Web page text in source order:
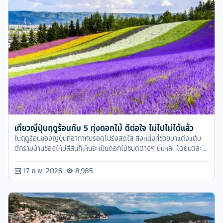
เที่ยวญี่ปุ่นฤดูร้อนกับ 5 ทุ่งดอกไม้ ดีต่อใจ ไม่ไปไม่ได้แล้ว
ในฤดูร้อนของญี่ปุ่นที่อากาศปรอดโปร่งสดใส สิ่งหนึ่งที่ช่วยมาแต่งแต้ม
ตึกรามบ้านช่องให้มีสีสันก็เห็นจะเป็นดอกไม้ชนิดต่างๆ นี่แหละ โดยแต่ละ
17 ก.พ. 2026 8,985